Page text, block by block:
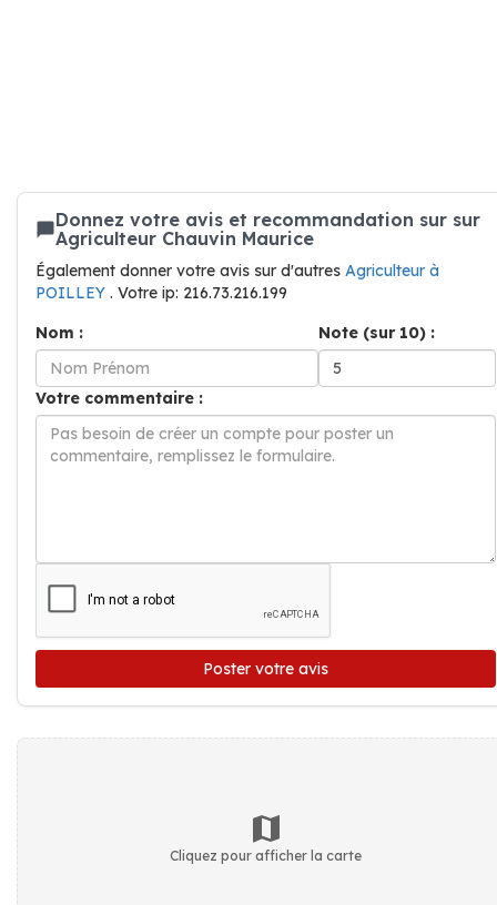
Donnez votre avis et recommandation sur sur
Agriculteur Chauvin Maurice
Également donner votre avis sur d'autres Agriculteur à
POILLEY . Votre ip: 216.73.216.199
Nom :
Note (sur 10) :
Votre commentaire :
Poster votre avis
Cliquez pour afficher la carte